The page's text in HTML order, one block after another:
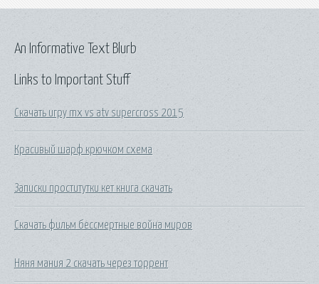
Links to Important Stuff
Скачать игру mx vs atv supercross 2015
Красивый шарф крючком схема
Записки проститутки кет книга скачать
Скачать фильм бессмертные война миров
Няня мания 2 скачать через торрент
An Informative Text Blurb